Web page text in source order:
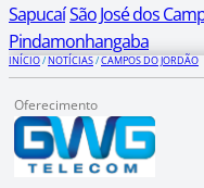
SapucaíSão José dos
Pindamonhangaba
INÍCIO/NOTÍCIAS/CAMPOS DO JORDÃO
Oferecimento